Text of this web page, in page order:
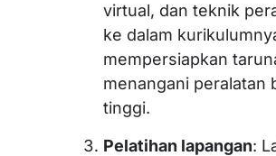
virtual, dan teknik
ke dalam
mempersiapkan
menangani peralatan
tinggi.
Pelatihan lapangan: